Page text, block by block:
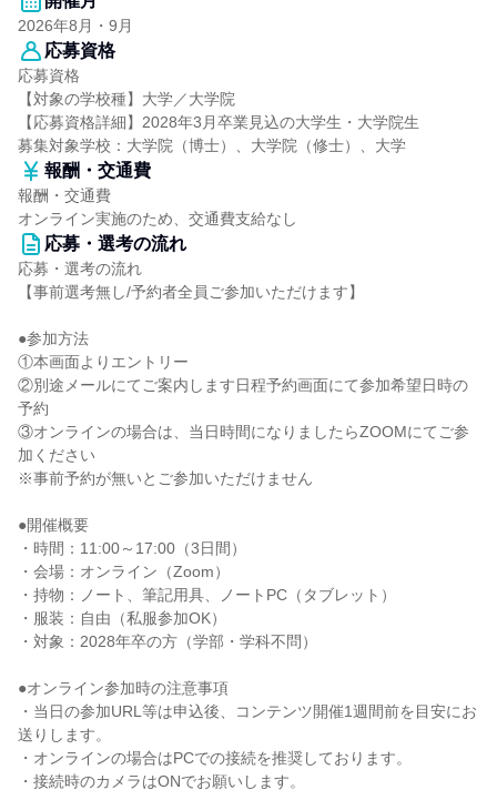
2026年8月・9月
応募資格
応募資格
【対象の学校種】大学／大学院
【応募資格詳細】2028年3月卒業見込の大学生・大学院生
募集対象学校：大学院（博士）、大学院（修士）、大学
報酬・交通費
報酬・交通費
オンライン実施のため、交通費支給なし
応募・選考の流れ
応募・選考の流れ
【事前選考無し/予約者全員ご参加いただけます】
●参加方法
①本画面よりエントリー
②別途メールにてご案内します日程予約画面にて参加希望日時の
予約
③オンラインの場合は、当日時間になりましたらZOOMにてご参
加ください
※事前予約が無いとご参加いただけません
●開催概要
・時間：11:00～17:00（3日間）
・会場：オンライン（Zoom）
・持物：ノート、筆記用具、ノートPC（タブレット）
・服装：自由（私服参加OK）
・対象：2028年卒の方（学部・学科不問）
●オンライン参加時の注意事項
・当日の参加URL等は申込後、コンテンツ開催1週間前を目安にお
送りします。
・オンラインの場合はPCでの接続を推奨しております。
・接続時のカメラはONでお願いします。